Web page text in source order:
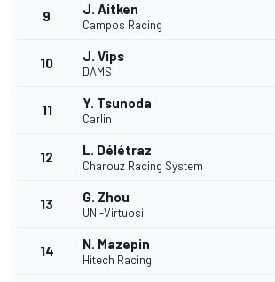
9 J. Aitken
Campos Racing
10 J. Vips
DAMS
11 Y. Tsunoda
Carlin
12 L. Délétraz
Charouz Racing System
13 G. Zhou
UNI-Virtuosi
14 N. Mazepin
Hitech Racing